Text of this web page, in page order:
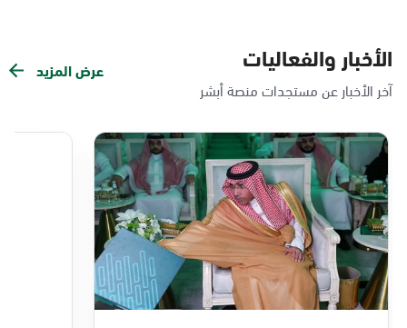
الدمام, الدمام - لولو مول
الأحد - الخميس (08:00-14:30)
الدمام, الدمام - بنده حي أحد
الأحد - الخميس (08:00-14:30)
التوجه للموقع
الدمام, الدمام - الغرفة التجارية
الأخبار والفعاليات
آخر الأخبار عن مستجدات منصة أبشر
عرض المزيد